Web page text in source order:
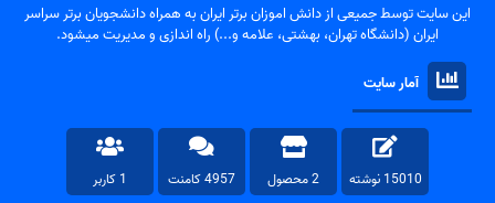
این سایت توسط جمیعی از دانش اموزان برتر ایران به همراه دانشجویان برتر سراسر
ایران (دانشگاه تهران، بهشتی، علامه و...) راه اندازی و مدیریت میشود.
آمار سایت
15010 نوشته 2 محصول 4957 کامنت 1 کاربر